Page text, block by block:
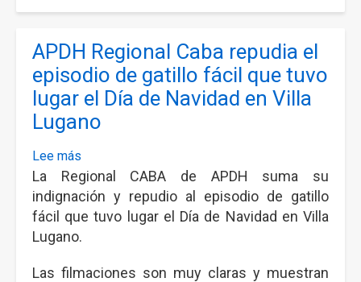
gobierno
de
eliminar
la
Agencia
Nacional
(ANDIS)
APDH Regional Caba repudia el
episodio de gatillo fácil que tuvo
lugar el Día de Navidad en Villa
Lugano
Lee más
APDH
Regional
Caba
episodio
La Regional CABA de APDH suma su
indignación y repudio al episodio de gatillo
fácil que tuvo lugar el Día de Navidad en Villa
Lugano.
Las filmaciones son muy claras y muestran